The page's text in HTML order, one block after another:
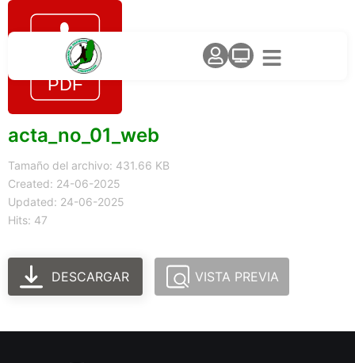
acta_no_01_web
Tamaño del archivo: 431.66 KB
Created: 24-06-2025
Updated: 24-06-2025
Hits: 47
DESCARGAR VISTA PREVIA